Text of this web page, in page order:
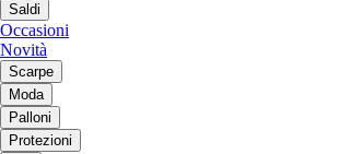
Saldi
Occasioni
Novità
Scarpe
Moda
Palloni
Protezioni